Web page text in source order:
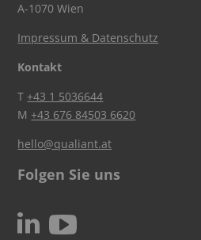
A-1070 Wien
Impressum & Datenschutz
Kontakt
T+43 1 5036644
M+43 676 84503 6620
hello@qualiant.at
Folgen Sie uns
N c